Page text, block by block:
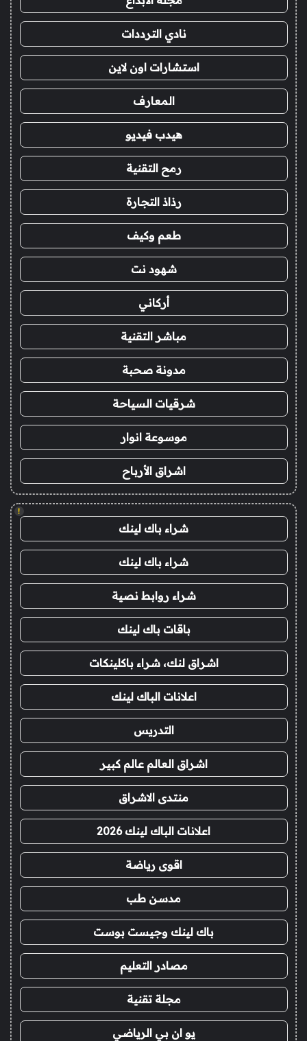
نادي الترددات
استشارات اون لاين
المعارف
هيدب فيديو
رمح التقنية
رذاذ التجارة
طعم وكيف
شهود نت
أركاني
مباشر التقنية
مدونة صحبة
شرقيات السياحة
موسوعة انوار
اشراق الأرباح
!
شراء باك لينك
شراء باك لينك
شراء روابط نصية
باقات باك لينك
اشراق لنك، شراء باكلينكات
اعلانات الباك لينك
التدريس
اشراق العالم عالم كبير
منتدى الاشراق
اعلانات الباك لينك 2026
اقوى رياضة
مدسن طب
باك لينك وجيست بوست
مصادر التعليم
مجلة تقنية
يو ان بي الرياضي